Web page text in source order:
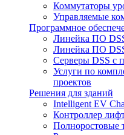
Коммутаторы
Управляемые
Программное
Линейка ПО
Линейка ПО
Серверы DSS с
Услуги по
проектов
Решения для зданий
Intelligent EV
Контроллер
Полноростовые